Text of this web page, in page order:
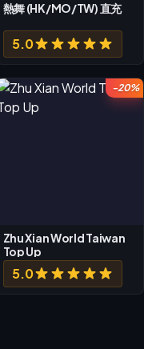
熱舞 (HK/MO/TW) 直充
5.0
-20%
Zhu Xian World Taiwan
Top Up
5.0